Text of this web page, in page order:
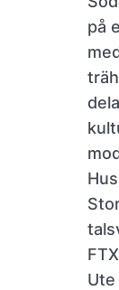
på